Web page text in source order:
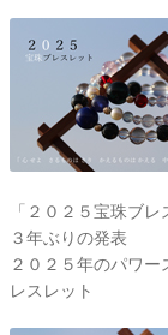
「２０２５宝珠ブレ
３年ぶりの発表
２０２５年のパワー
レスレット